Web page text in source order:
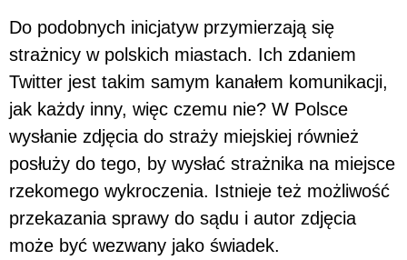
Do podobnych inicjatyw przymierzają się
strażnicy w polskich miastach. Ich zdaniem
Twitter jest takim samym kanałem komunikacji,
jak każdy inny, więc czemu nie? W Polsce
wysłanie zdjęcia do straży miejskiej również
posłuży do tego, by wysłać strażnika na miejsce
rzekomego wykroczenia. Istnieje też możliwość
przekazania sprawy do sądu i autor zdjęcia
może być wezwany jako świadek.